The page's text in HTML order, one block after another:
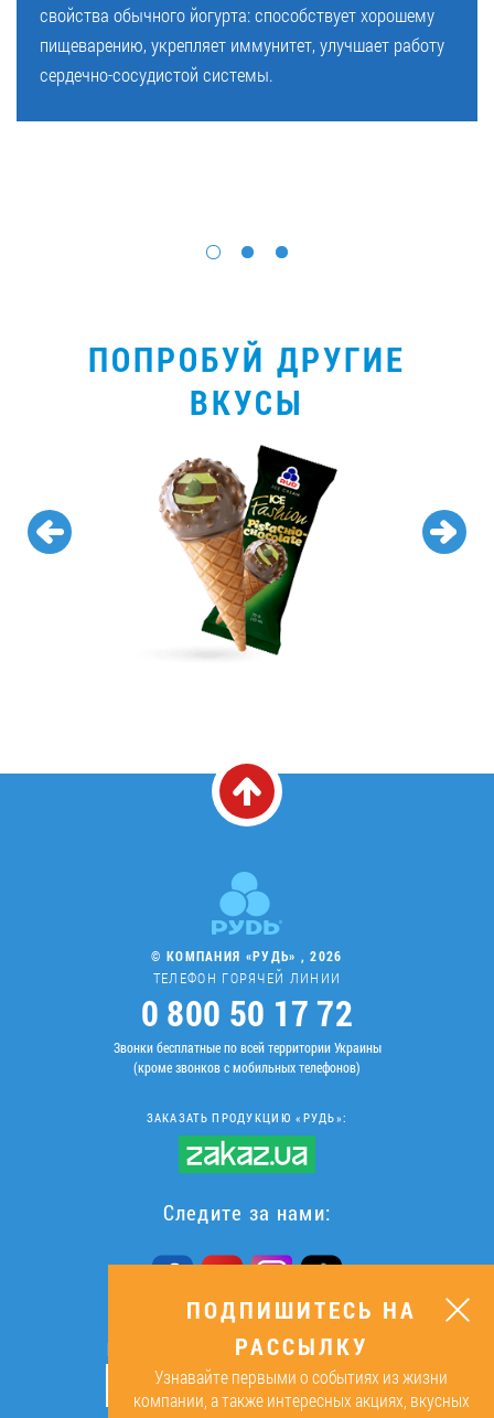
свойства обычного йогурта: способствует хорошему
пищеварению, укрепляет иммунитет, улучшает работу
сердечно-сосудистой системы.
ПОПРОБУЙ ДРУГИЕ
ВКУСЫ
© КОМПАНИЯ «РУДЬ» , 2026
ТЕЛЕФОН ГОРЯЧЕЙ ЛИНИИ
0 800 50 17 72
Звонки бесплатные по всей территории Украины
(кроме звонков с мобильных телефонов)
ЗАКАЗАТЬ ПРОДУКЦИЮ «РУДЬ»:
Следите за нами:
ПОДПИШИТЕСЬ НА РАССЫЛКУ
ОК
ПОДПИШИТЕСЬ НА
РАССЫЛКУ
Узнавайте первыми о событиях из жизни
компании, а также интересных акциях, вкусных